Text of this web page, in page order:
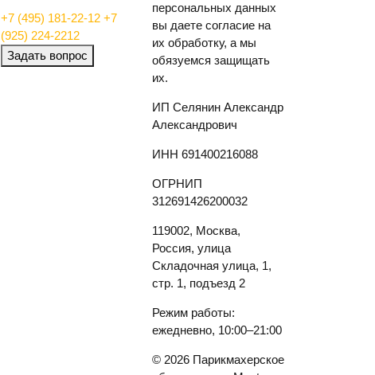
+7 (495) 181-22-12 +7
(925) 224-2212
Задать вопрос
персональных данных
вы даете согласие на
их обработку, а мы
обязуемся защищать
их.
ИП Селянин Александр
Александрович
ИНН 691400216088
ОГРНИП
312691426200032
119002, Москва,
Россия, улица
Складочная улица, 1,
стр. 1, подъезд 2
Режим работы:
ежедневно, 10:00–21:00
© 2026 Парикмахерское